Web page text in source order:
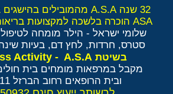
32 שנה A.S.A מהמובילים בהישגים בישראל ובאירופה
ASA הוכרה בלשכה למקצועות בריאות משלימים RCP
שלומי ישראל - הילר מומחה
סטרס, חרדות, לחץ דם, בעיות
בשיטת Anti Stress Activity - A.S.A
מקבל במרפאות מומחים בית
ובית הרופאים רחוב הברזל 11 תל אביב